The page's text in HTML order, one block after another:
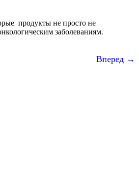
продукты не просто не
заболеваниям.
Вперед →